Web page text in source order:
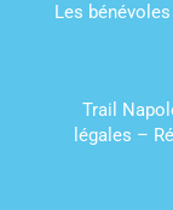
Les bénévoles
Trail
légales –